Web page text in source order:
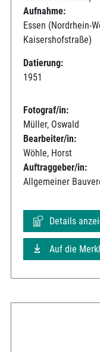
Aufnahme:
Essen (Nordrhein-
Kaisershofstraße)
Datierung:
1951
Fotograf/in:
Müller, Oswald
Bearbeiter/in:
Wöhle, Horst
Auftraggeber/in:
Allgemeiner
Details
Auf die